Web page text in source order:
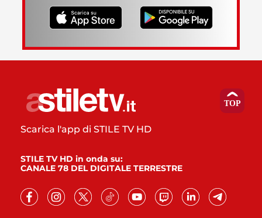
Scarica l'app di STILE TV HD
STILE TV HD in onda su:
CANALE 78 DEL DIGITALE TERRESTRE